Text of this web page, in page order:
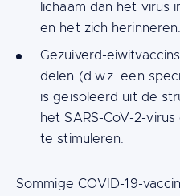
lichaam dan het virus
en het zich herinneren.
Gezuiverd-
delen (d.w.z. een
is geïsoleerd uit de
het SARS-CoV-2-
te stimuleren.
Sommige COVID-19-